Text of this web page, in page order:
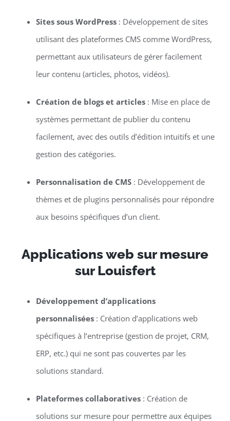
Sites sous WordPress: Développement de sites
utilisant des plateformes CMS comme WordPress,
permettant aux utilisateurs de gérer facilement
leur contenu (articles, photos, vidéos).
Création de blogs et articles: Mise en place de
systèmes permettant de publier du contenu
facilement, avec des outils d’édition intuitifs et une
gestion des catégories.
Personnalisation de CMS: Développement de
thèmes et de plugins personnalisés pour répondre
aux besoins spécifiques d’un client.
Applications web sur mesure
sur Louisfert
Développement d’applications
personnalisées: Création d’applications web
spécifiques à l’entreprise (gestion de projet, CRM,
ERP, etc.) qui ne sont pas couvertes par les
solutions standard.
Plateformes collaboratives: Création de
solutions sur mesure pour permettre aux équipes